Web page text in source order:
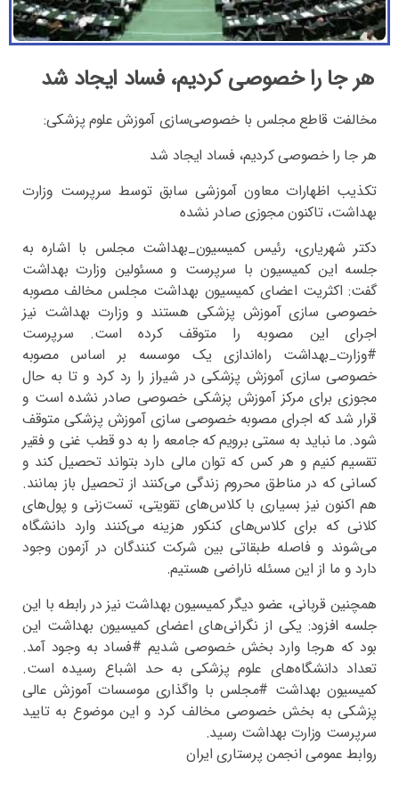
هر جا را خصوصی کردیم، فساد ایجاد شد
مخالفت قاطع مجلس با خصوصی‌سازی آموزش علوم پزشکی:
هر جا را خصوصی کردیم، فساد ایجاد شد
تکذیب اظهارات معاون آموزشی سابق توسط سرپرست وزارت
بهداشت، تاکنون مجوزی صادر نشده
دکتر شهریاری، رئیس کمیسیون_بهداشت مجلس با اشاره به
جلسه این کمیسیون با سرپرست و مسئولین وزارت بهداشت
گفت: اکثریت اعضای کمیسیون بهداشت مجلس مخالف مصوبه
خصوصی سازی آموزش پزشکی هستند و وزارت بهداشت نیز
اجرای این مصوبه را متوقف کرده است. سرپرست
#وزارت_بهداشت راه‌اندازی یک موسسه بر اساس مصوبه
خصوصی سازی آموزش پزشکی در شیراز را رد کرد و تا به حال
مجوزی برای مرکز آموزش پزشکی خصوصی صادر نشده است و
قرار شد که اجرای مصوبه خصوصی سازی آموزش پزشکی متوقف
شود. ما نباید به سمتی برویم که جامعه را به دو قطب غنی و فقیر
تقسیم کنیم و هر کس که توان مالی دارد بتواند تحصیل کند و
کسانی که در مناطق محروم زندگی می‌کنند از تحصیل باز بمانند.
هم اکنون نیز بسیاری با کلاس‌های تقویتی، تست‌زنی و پول‌های
کلانی که برای کلاس‌های کنکور هزینه می‌کنند وارد دانشگاه
می‌شوند و فاصله طبقاتی بین شرکت کنندگان در آزمون وجود
دارد و ما از این مسئله ناراضی هستیم.
همچنین قربانی، عضو دیگر کمیسیون بهداشت نیز در رابطه با این
جلسه افزود: یکی از نگرانی‌های اعضای کمیسیون بهداشت این
بود که هرجا وارد بخش خصوصی شدیم #فساد به وجود آمد.
تعداد دانشگاه‌های علوم پزشکی به حد اشباع رسیده است.
کمیسیون بهداشت #مجلس با واگذاری موسسات آموزش عالی
پزشکی به بخش خصوصی مخالف کرد و این موضوع به تایید
سرپرست وزارت بهداشت رسید.
روابط عمومی انجمن پرستاری ایران